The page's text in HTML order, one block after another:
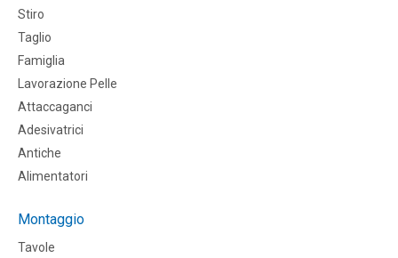
Stiro
Taglio
Famiglia
Lavorazione Pelle
Attaccaganci
Adesivatrici
Antiche
Alimentatori
Montaggio
Tavole